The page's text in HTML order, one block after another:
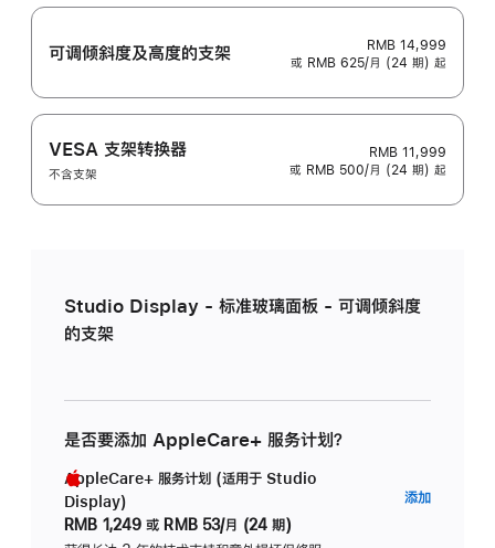
可调倾斜度及高‍度的支‍架
RMB 14,999
或 RMB 625/月 (24 期) 起
VESA 支架转换器
不含支架
RMB 11,999
或 RMB 500/月 (24 期) 起
Studio Display - 标准玻璃面板 - 可调倾斜度
的支架
是否要添加 AppleCare+ 服务计划？
AppleCare+ 服务计划 (适用于 Studio
Display)
RMB 1,249 或 RMB 53/月 (24 期)
添加